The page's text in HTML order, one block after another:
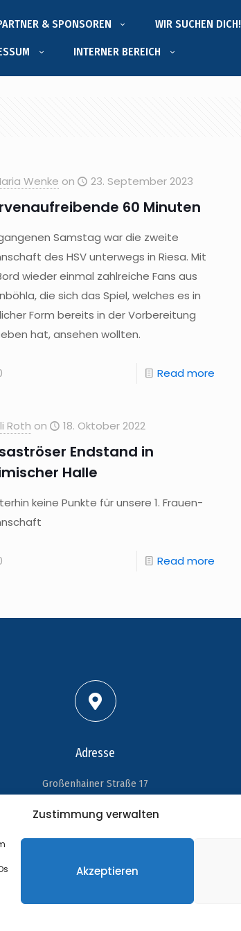
Zustimmung verwalten
Akzeptieren
& SPONSOREN WIR SUCHEN DICH!
INTERNER BEREICH
Wenke on 23. September 2023
60 Minuten
Samstag war die zweite
des HSV unterwegs in Riesa. Mit
wieder einmal zahlreiche Fans aus
die sich das Spiel, welches es in
Form bereits in der Vorbereitung
hat, ansehen wollten.
Read more
Roth on 18. Oktober 2022
Endstand in
Halle
keine Punkte für unsere 1. Frauen-
Read more
Adresse
Großenhainer Straße 17
Impressum
Sponsored by PRODATIS CONSULTING AG